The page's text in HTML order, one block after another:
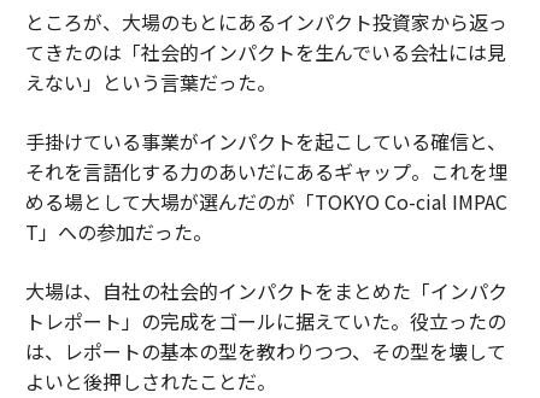
ところが、大場のもとにあるインパクト投資家から返っ
てきたのは「社会的インパクトを生んでいる会社には見
えない」という言葉だった。
手掛けている事業がインパクトを起こしている確信と、
それを言語化する力のあいだにあるギャップ。これを埋
める場として大場が選んだのが「TOKYO Co-cial IMPAC
T」への参加だった。
大場は、自社の社会的インパクトをまとめた「インパク
トレポート」の完成をゴールに据えていた。役立ったの
は、レポートの基本の型を教わりつつ、その型を壊して
よいと後押しされたことだ。